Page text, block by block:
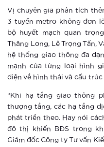
Vị chuyên gia phân tích
3 tuyến metro không đơn
bộ huyết mạch quan
Thăng Long, Lê Trọng Tấn,
hệ thống giao thông đa
mạnh của từng loại hình
diện về hình thái và cấu
“Khi hạ tầng giao thông
thượng tầng, các hạ tầng
phát triển theo. Hay nói
đô thị khiến BĐS trong
Giám đốc Công ty Tư vấn
Sống tại
em được
Xem thêm
đại
Xem thêm
Thành
đón đầu